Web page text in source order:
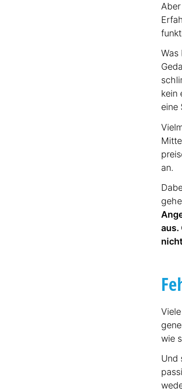
Was
kein
eine
an.
aus.
wie
Und